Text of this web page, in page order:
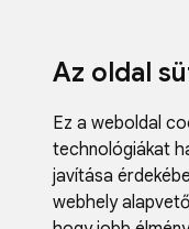
Az oldal
Ez a weboldal
technológiákat
javítása
webhely